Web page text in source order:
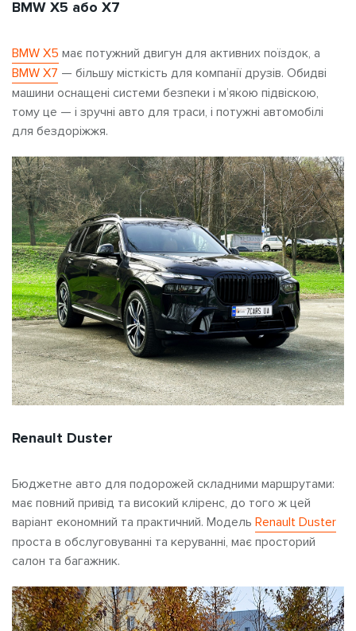
BMW X5 або X7
BMW X5 має потужний двигун для активних поїздок, а
BMW X7 — більшу місткість для компанії друзів. Обидві
машини оснащені системи безпеки і м’якою підвіскою,
тому це — і зручні авто для траси, і потужні автомобілі
для бездоріжжя.
Renault Duster
Бюджетне авто для подорожей складними маршрутами:
має повний привід та високий кліренс, до того ж цей
варіант економний та практичний. Модель Renault Duster
проста в обслуговуванні та керуванні, має просторий
салон та багажник.